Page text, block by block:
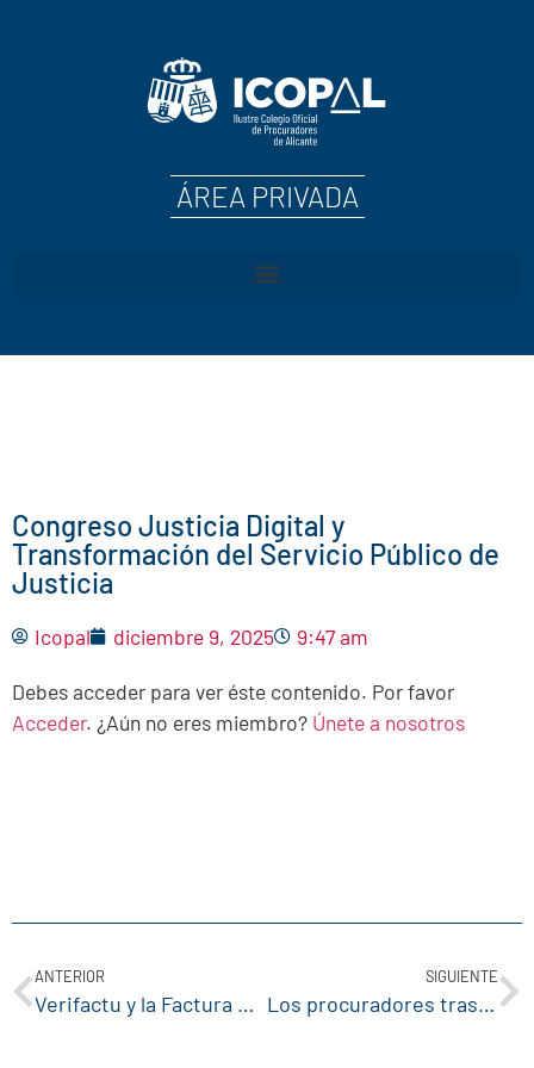
ÁREA PRIVADA
Congreso Justicia Digital y
Transformación del Servicio Público de
Justicia
Icopal diciembre 9, 2025 9:47 am
Debes acceder para ver éste contenido. Por favor
Acceder. ¿Aún no eres miembro? Únete a nosotros
ANTERIOR
Verifactu y la Factura Electrónica
SIGUIENTE
Los procuradores trasladan a la Conselleria de Justicia la saturación de los órganos judiciales de Elda y Novelda